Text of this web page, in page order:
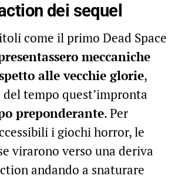
dei sequel
come il primo Dead Space
meccaniche
alle vecchie glorie,
del tempo quest’impronta
preponderante. Per
i giochi horror, le
virarono verso una deriva
andando a snaturare